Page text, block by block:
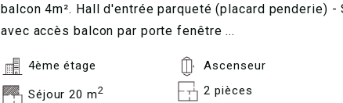
balcon 4m². Hall d'entrée parqueté (placard penderie) -
avec accès balcon par porte fenêtre ...
4ème étage Ascenseur
Séjour 20 m2 2 pièces